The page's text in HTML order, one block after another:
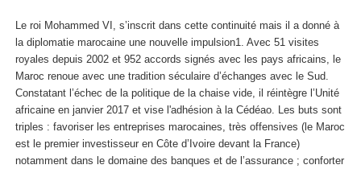
Le roi Mohammed VI, s’inscrit dans cette continuité mais il a donné à
la diplomatie marocaine une nouvelle impulsion1
. Avec 51 visites
royales depuis 2002 et 952 accords signés avec les pays africains, le
Maroc renoue avec une tradition séculaire d’échanges avec le Sud.
Constatant l’échec de la politique de la chaise vide, il réintègre l’Unité
africaine en janvier 2017 et vise l'adhésion à la Cédéao. Les buts sont
triples : favoriser les entreprises marocaines, très offensives (le Maroc
est le premier investisseur en Côte d’Ivoire devant la France)
notamment dans le domaine des banques et de l’assurance ; conforter